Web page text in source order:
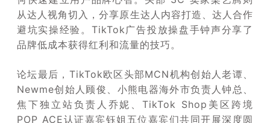
从达人视角切入，分享原生达人内容打造、达人合作
避坑实操经验。TikTok广告投放操盘手钟声分享了
品牌低成本获得红利和流量的技巧。
论坛最后，TikTok欧区头部MCN机构创始人老谭、
Newme创始人顾俊、小熊电器海外市负责人钟总、
焦下独立站负责人乔妮、TikTok Shop美区跨境
POP ACE认证嘉宾钰姐五位嘉宾们共同开展深度圆